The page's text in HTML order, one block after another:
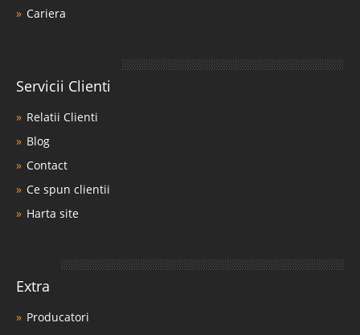
Cariera
Servicii Clienti
Relatii Clienti
Blog
Contact
Ce spun clientii
Harta site
Extra
Producatori